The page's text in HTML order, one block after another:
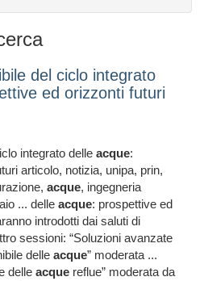
del ciclo integrato
ed orizzonti futuri
integrato delle acque:
articolo, notizia, unipa, prin,
acque, ingegneria
... delle acque: prospettive ed
introdotti dai saluti di
sessioni: “Soluzioni avanzate
delle acque” moderata ...
delle acque reflue” moderata da